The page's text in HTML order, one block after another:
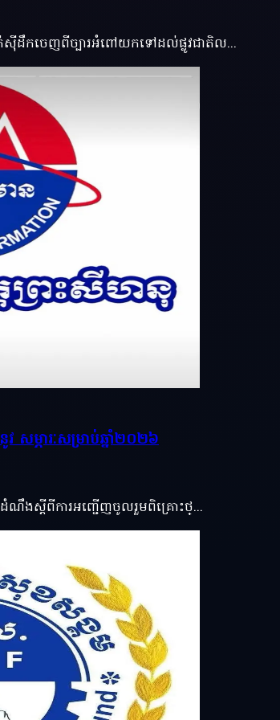
សុីដឹកចេញពីច្បារអំពៅយកទៅដល់ផ្លូវជាតិល...
វ សម្ភារៈសម្រាប់ឆ្នាំ២០២៦
ដំណឹងស្តីពីការអញ្ជើញចូលរួមពិគ្រោះថ្...